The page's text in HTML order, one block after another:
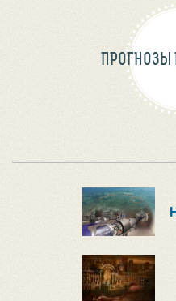
ПРОГНОЗЫ